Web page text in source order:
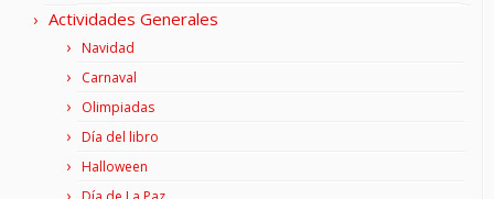
Actividades Generales
Navidad
Carnaval
Olimpiadas
Día del libro
Halloween